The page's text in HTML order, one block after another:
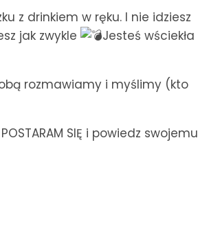
z drinkiem w ręku. I nie idziesz
jak zwykle
Jesteś wściekła
rozmawiamy i myślimy (kto
SIĘ i powiedz swojemu